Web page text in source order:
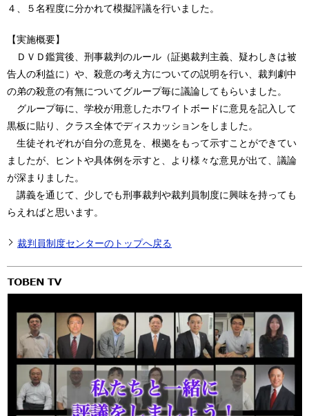
４、５名程度に分かれて模擬評議を行いました。
【実施概要】
ＤＶＤ鑑賞後、刑事裁判のルール（証拠裁判主義、疑わしきは被
告人の利益に）や、殺意の考え方についての説明を行い、裁判劇中
の弟の殺意の有無についてグループ毎に議論してもらいました。
グループ毎に、学校が用意したホワイトボードに意見を記入して
黒板に貼り、クラス全体でディスカッションをしました。
生徒それぞれが自分の意見を、根拠をもって示すことができてい
ましたが、ヒントや具体例を示すと、より様々な意見が出て、議論
が深まりました。
講義を通じて、少しでも刑事裁判や裁判員制度に興味を持っても
らえればと思います。
裁判員制度センターのトップへ戻る